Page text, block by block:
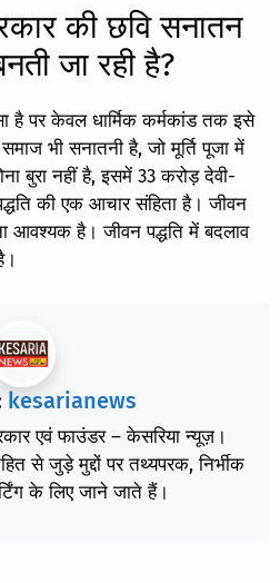
की छवि सनातन
जा रही है?
है पर केवल धार्मिक कर्मकांड तक इसे
भी सनातनी है, जो मूर्ति पूजा में
बुरा नहीं है, इसमें 33 करोड़ देवी-
की एक आचार संहिता है। जीवन
आवश्यक है। जीवन पद्धति में बदलाव
kesarianews
एवं फाउंडर – केसरिया न्यूज़।
से जुड़े मुद्दों पर तथ्यपरक, निर्भीक
के लिए जाने जाते हैं।